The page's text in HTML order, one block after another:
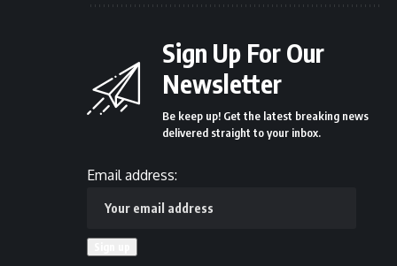
Sign Up For Our
Newsletter
Be keep up! Get the latest breaking news
delivered straight to your inbox.
Email address: